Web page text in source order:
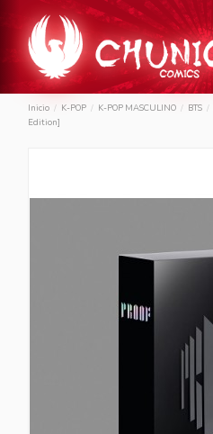
Inicio K-POP K-POP MASCULINO BTS
Edition]